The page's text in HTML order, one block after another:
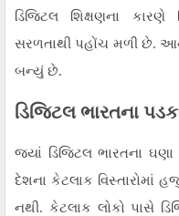
ડિજિટલ શિક્ષણના કારણે
સરળતાથી પહોંચ મળી છે.
બન્યું છે.
ડિજિટલ ભારતના
જ્યાં ડિજિટલ ભારતના
દેશના કેટલાક વિસ્તારોમાં
નથી. કેટલાક લોકો પાસે